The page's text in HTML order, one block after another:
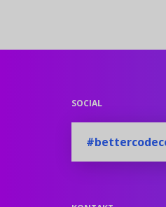
SOCIAL